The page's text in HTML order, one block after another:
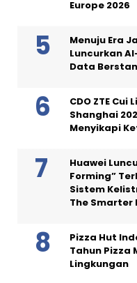
Europe 2026
Menuju Era
Luncurkan
Data
CDO ZTE
Shanghai
Menyikapi
Huawei
Forming”
Sistem
The Smarter
Pizza Hut
Tahun Pizza
Lingkungan